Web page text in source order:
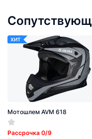
ХИТ
Мотошлем AVM 618
Рассрочка 0/9